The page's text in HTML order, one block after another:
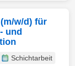
w/d) für
und
Schichtarbeit